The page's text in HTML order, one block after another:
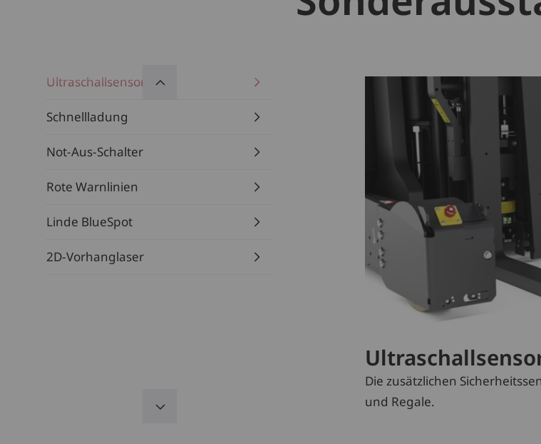
Ultraschallsensoren
Schnellladung
Not-Aus-Schalter
Rote Warnlinien
Linde BlueSpot
2D-Vorhanglaser
Die zusätzlichen
und Regale.